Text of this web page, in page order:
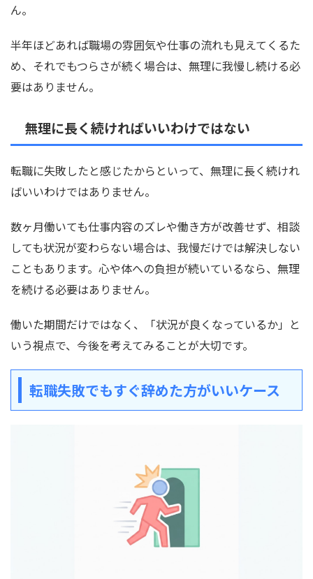
ん。
半年ほどあれば職場の雰囲気や仕事の流れも見えてくるた
め、それでもつらさが続く場合は、無理に我慢し続ける必
要はありません。
無理に長く続ければいいわけではない
転職に失敗したと感じたからといって、無理に長く続けれ
ばいいわけではありません。
数ヶ月働いても仕事内容のズレや働き方が改善せず、相談
しても状況が変わらない場合は、我慢だけでは解決しない
こともあります。心や体への負担が続いているなら、無理
を続ける必要はありません。
働いた期間だけではなく、「状況が良くなっているか」と
いう視点で、今後を考えてみることが大切です。
転職失敗でもすぐ辞めた方がいいケース